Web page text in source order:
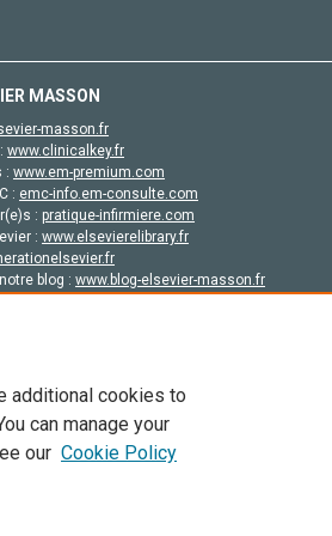
MASSON
masson.fr
www.clinicalkey.fr
: www.em-premium.com
: emc-info.em-consulte.com
: pratique-infirmiere.com
: www.elsevierelibrary.fr
blog : www.blog-elsevier-masson.fr
ses contributeurs. Tout les droits sont réservés,
en libre accès, les conditions de licence
additional cookies to
can manage your
our Cookie Policy